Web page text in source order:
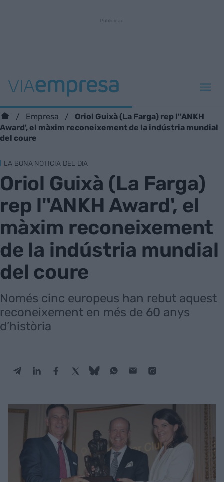
Empresa
Oriol Guixà (La Farga) rep l''ANKH
Award', el màxim reconeixement de la indústria mundial
del coure
LA BONA NOTICIA DEL DIA
Oriol Guixà (La Farga)
rep l''ANKH Award', el
màxim reconeixement
de la indústria mundial
del coure
Només cinc europeus han rebut aquest
reconeixement en més de 60 anys
d’història